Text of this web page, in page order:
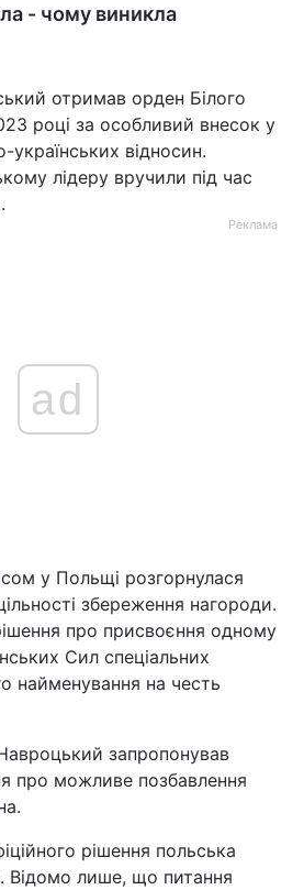
- чому виникла
отримав орден Білого
році за особливий внесок у
українських відносин.
лідеру вручили під час
Реклама
ad
у Польщі розгорнулася
збереження нагороди.
про присвоєння одному
Сил спеціальних
найменування на честь
запропонував
про можливе позбавлення
рішення польська
Відомо лише, що питання